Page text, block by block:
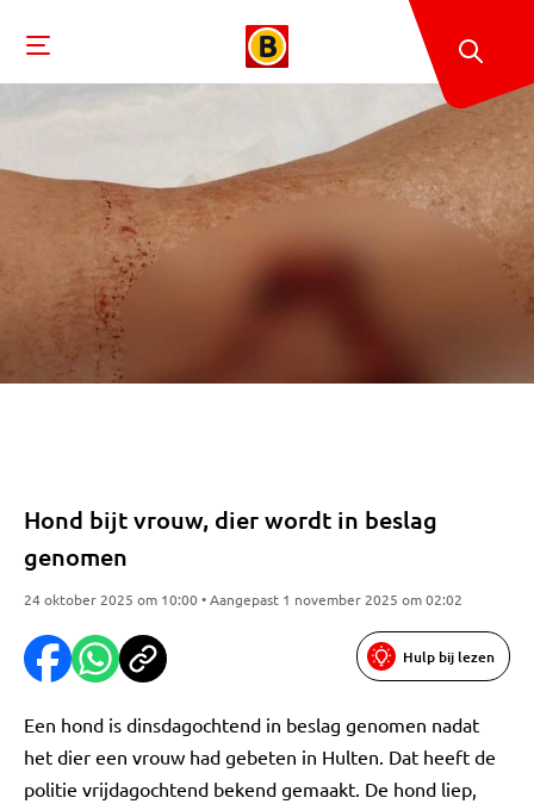
Hond bijt vrouw, dier wordt in beslag
genomen
24 oktober 2025 om 10:00 • Aangepast 1 november 2025 om 02:02
Hulp bij lezen
Een hond is dinsdagochtend in beslag genomen nadat
het dier een vrouw had gebeten in Hulten. Dat heeft de
politie vrijdagochtend bekend gemaakt. De hond liep,